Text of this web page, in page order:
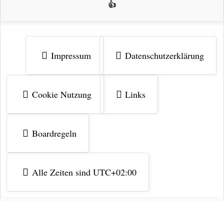
👍
Impressum Datenschutzerklärung
Cookie Nutzung Links
Boardregeln
Alle Zeiten sind UTC+02:00